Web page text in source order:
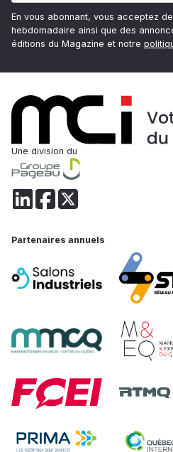
En vous abonnant, vous acceptez
hebdomadaire ainsi que des
éditions du Magazine et notre
Une division du
Partenaires annuels